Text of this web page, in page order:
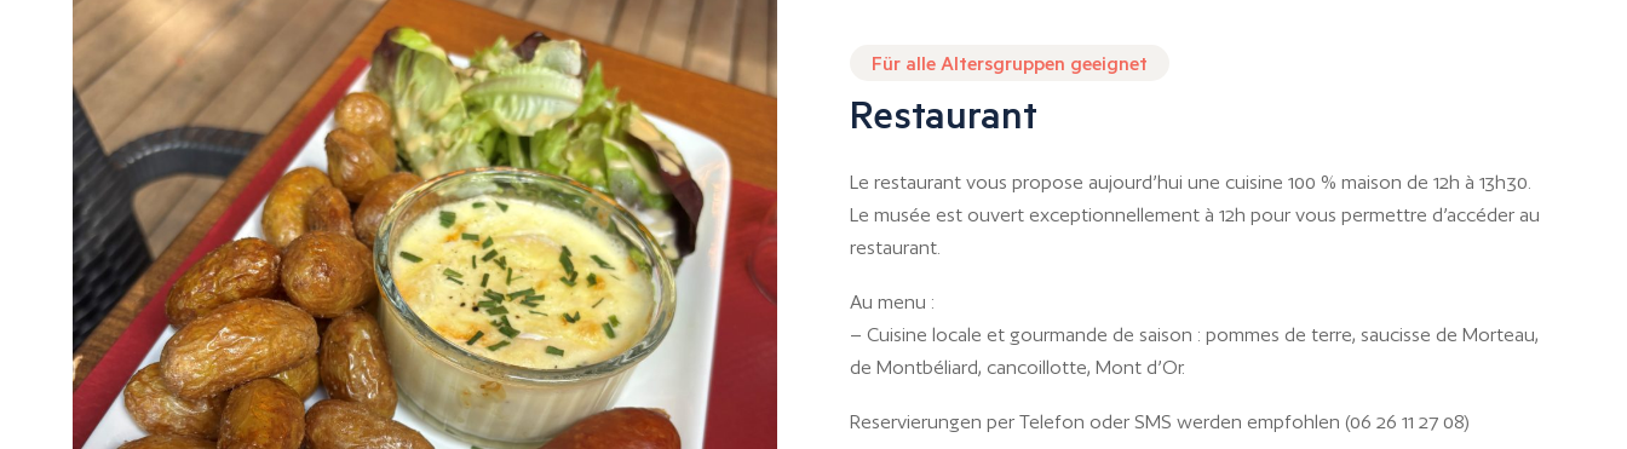
Für alle Altersgruppen geeignet
Restaurant
Le restaurant vous propose aujourd’hui une cuisine 100 % maison de 12h à 13h30.
Le musée est ouvert exceptionnellement à 12h pour vous permettre d’accéder au
restaurant.
Au menu :
– Cuisine locale et gourmande de saison : pommes de terre, saucisse de Morteau,
de Montbéliard, cancoillotte, Mont d’Or.
Reservierungen per Telefon oder SMS werden empfohlen (06 26 11 27 08)